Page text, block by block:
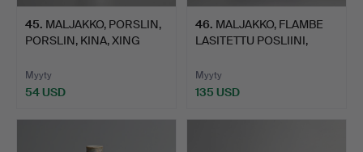
45. MALJAKKO, PORSLIN,
PORSLIN, KINA, XING
Myyty
54 USD
46. MALJAKKO, FLAMBE
LASITETTU POSLIINI,
Myyty
135 USD